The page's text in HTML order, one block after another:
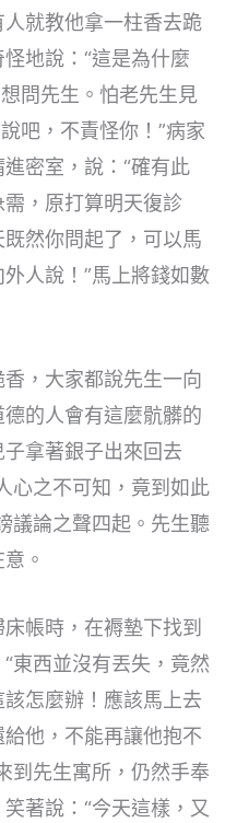
就教他拿一柱香去跪
地說：“這是為什麼
問先生。怕老先生見
吧，不責怪你！”病家
密室，說：“確有此
，原打算明天復診
然你問起了，可以馬
人說！”馬上將錢如數
，大家都說先生一向
的人會有這麼骯髒的
拿著銀子出來回去
心之不可知，竟到如此
議論之聲四起。先生聽
。
帳時，在褥墊下找到
東西並沒有丟失，竟然
怎麼辦！應該馬上去
他，不能再讓他抱不
到先生寓所，仍然手奉
著說：“今天這樣，又